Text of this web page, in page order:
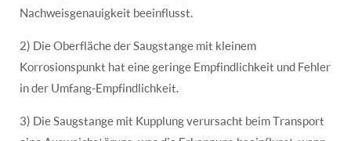
Nachweisgenauigkeit beeinflusst.
2) Die Oberfläche der Saugstange mit kleinem
Korrosionspunkt hat eine geringe Empfindlichkeit und Fehler
in der Umfang-Empfindlichkeit.
3) Die Saugstange mit Kupplung verursacht beim Transport